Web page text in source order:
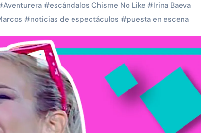
Aventurera #escándalos Chisme No Like #Irina Baeva
#noticias de espectáculos #puesta en escena